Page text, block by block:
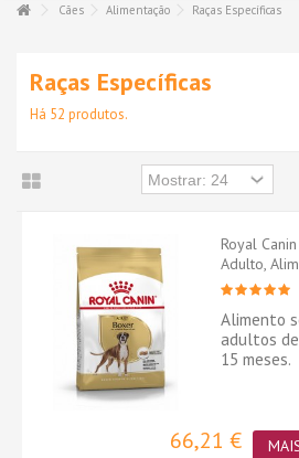
Cães Alimentação Raças Específicas
Raças Específicas
Há 52 produtos.
Royal
Adulto,
Alimento
adultos
15 meses.
66,21 €